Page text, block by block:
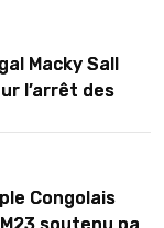
Macky Sall
l’arrêt des
Congolais
soutenu par